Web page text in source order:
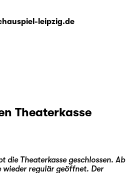
leipzig.de
Theaterkasse
die Theaterkasse geschlossen. Ab
wieder regulär geöffnet. Der